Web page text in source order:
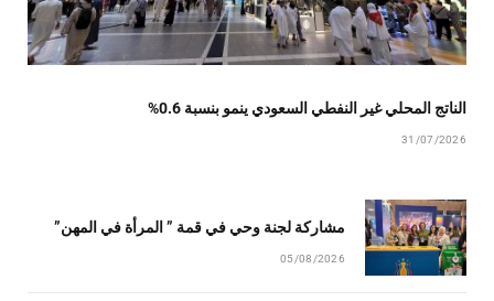
الناتج المحلي غير النفطي السعودي ينمو بنسبة 0.6%
31/07/2026
مشاركة لجنة وحي في قمة ” المرأة في المهن”
05/08/2026